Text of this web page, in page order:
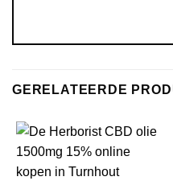
GERELATEERDE